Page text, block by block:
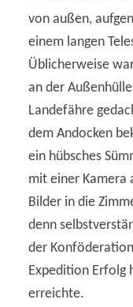
von außen,
einem langen
Üblicherweise
an der
Landefähre
dem Andocken
ein hübsches
mit einer Kamera
Bilder in die
denn
der
Expedition Erfolg
erreichte.